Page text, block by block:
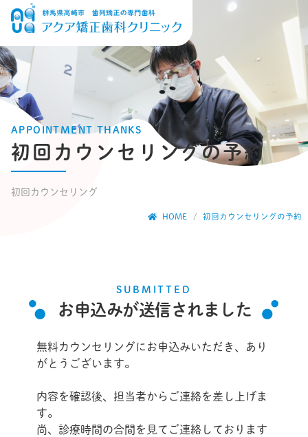
APPOINTMENT THANKS
初回カウンセリングの予約
初回カウンセリング
HOME 初回カウンセリングの予約
SUBMITTED
お申込みが送信されました
無料カウンセリングにお申込みいただき、あり
がとうございます。
内容を確認後、担当者からご連絡を差し上げま
す。
尚、診療時間の合間を見てご連絡しております